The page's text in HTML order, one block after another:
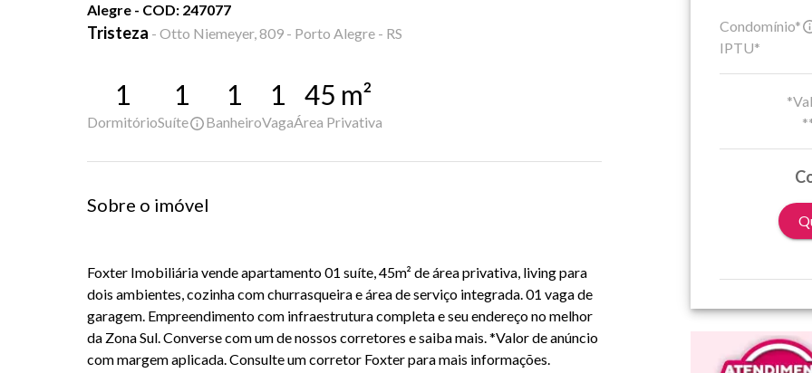
Alegre - COD: 247077
Tristeza - Otto Niemeyer, 809 - Porto Alegre - RS
1
Dormitório
1
Suíte
1
Banheiro
1
Vaga
45 m²
Área Privativa
Sobre o imóvel
Foxter Imobiliária vende apartamento 01 suíte, 45m² de área privativa, living para
dois ambientes, cozinha com churrasqueira e área de serviço integrada. 01 vaga de
garagem. Empreendimento com infraestrutura completa e seu endereço no melhor
da Zona Sul. Converse com um de nossos corretores e saiba mais. *Valor de anúncio
com margem aplicada. Consulte um corretor Foxter para mais informações.
Condomínio*
IPTU*